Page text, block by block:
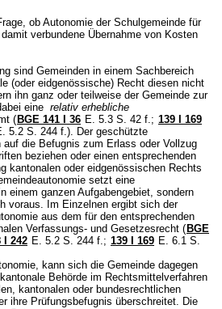
ob Autonomie der Schulgemeinde für
verbundene Übernahme von Kosten
sind Gemeinden in einem Sachbereich
(oder eidgenössische) Recht diesen nicht
ihn ganz oder teilweise der Gemeinde zur
eine relativ erhebliche
(BGE 141 I 36 E. 5.3 S. 42 f.; 139 I 169
5.2 S. 244 f.). Der geschützte
die Befugnis zum Erlass oder Vollzug
beziehen oder einen entsprechenden
kantonalen oder eidgenössischen Rechts
setzt eine
einem ganzen Aufgabengebiet, sondern
voraus. Im Einzelnen ergibt sich der
aus dem für den entsprechenden
Verfassungs- und Gesetzesrecht ( BGE
I 242 E. 5.2 S. 244 f.; 139 I 169 E. 6.1 S.
kann sich die Gemeinde dagegen
Behörde im Rechtsmittelverfahren
kantonalen oder bundesrechtlichen
ihre Prüfungsbefugnis überschreitet. Die